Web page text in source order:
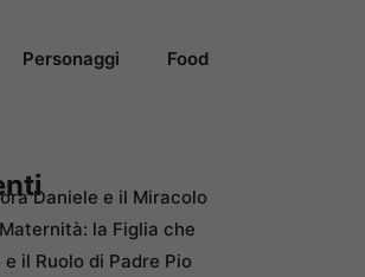
Personaggi Food
Daniele e il Miracolo
la Figlia che
e il Ruolo di Padre Pio